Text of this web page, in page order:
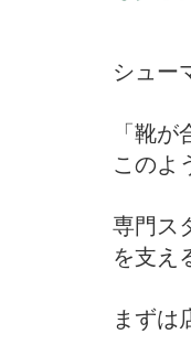
シュー
「靴
このよ
専門ス
を支え
まずは